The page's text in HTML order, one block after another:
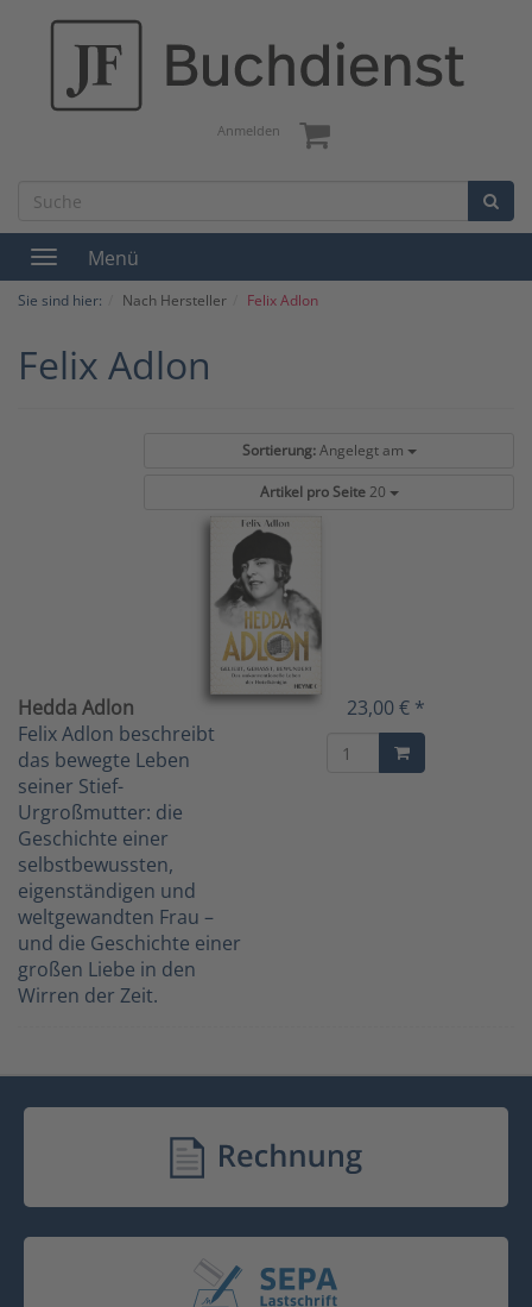
Anmelden
Toggle
navigation
Menü
Sie sind hier: Nach Hersteller Felix Adlon
Felix Adlon
Sortierung: Angelegt am
Artikel pro Seite 20
Hedda Adlon
Felix Adlon beschreibt
das bewegte Leben
seiner Stief-
Urgroßmutter: die
Geschichte einer
selbstbewussten,
eigenständigen und
weltgewandten Frau –
und die Geschichte einer
großen Liebe in den
Wirren der Zeit.
23,00 € *